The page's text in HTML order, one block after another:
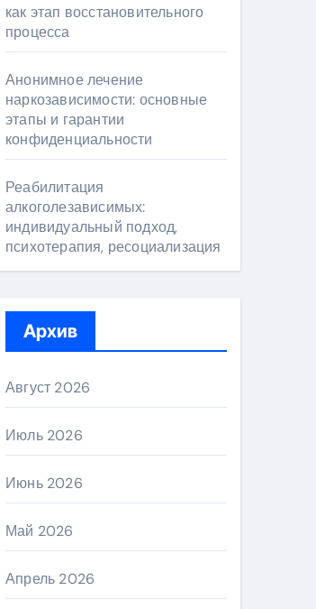
как этап восстановительного
процесса
Анонимное лечение
наркозависимости: основные
этапы и гарантии
конфиденциальности
Реабилитация
алкоголезависимых:
индивидуальный подход,
психотерапия, ресоциализация
Архив
Август 2026
Июль 2026
Июнь 2026
Май 2026
Апрель 2026